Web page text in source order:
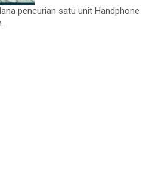
pencurian satu unit Handphone